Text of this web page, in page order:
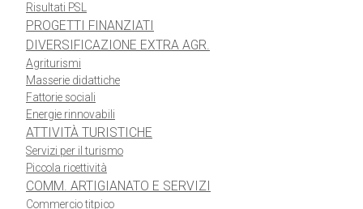
Risultati PSL
PROGETTI FINANZIATI
DIVERSIFICAZIONE EXTRA AGR.
Agriturismi
Masserie didattiche
Fattorie sociali
Energie rinnovabili
ATTIVITÀ TURISTICHE
Servizi per il turismo
Piccola ricettività
COMM. ARTIGIANATO E SERVIZI
Commercio titpico